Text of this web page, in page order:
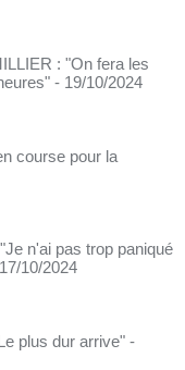
: "On fera les
- 19/10/2024
course pour la
n'ai pas trop paniqué
10/2024
plus dur arrive" -